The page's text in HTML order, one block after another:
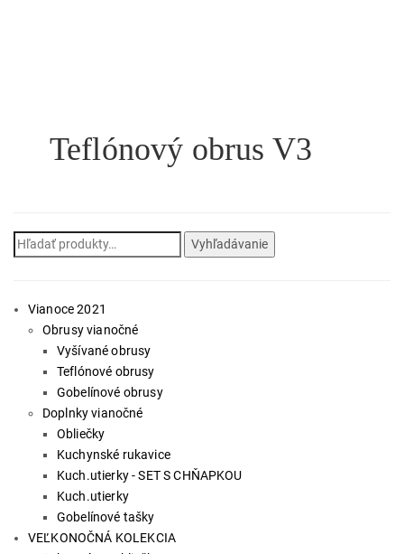
Teflónový obrus V3
Hľadať: Vyhľadávanie
Vianoce 2021
Obrusy vianočné
Vyšívané obrusy
Teflónové obrusy
Gobelínové obrusy
Doplnky vianočné
Obliečky
Kuchynské rukavice
Kuch.utierky - SET S CHŇAPKOU
Kuch.utierky
Gobelínové tašky
VEĽKONOČNÁ KOLEKCIA